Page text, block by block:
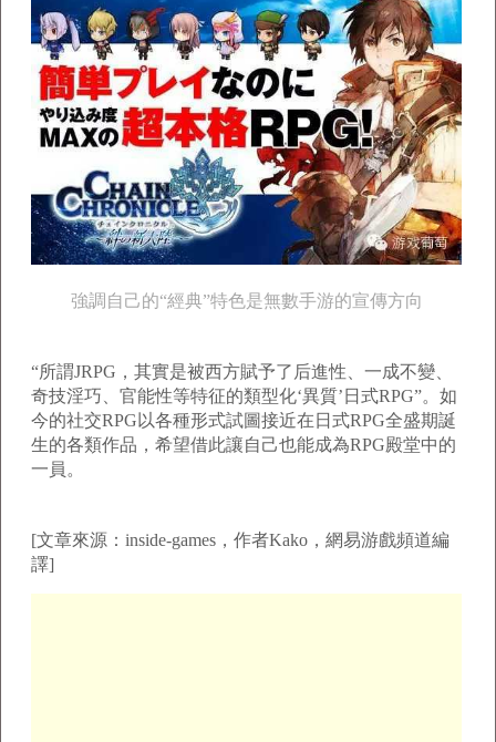
強調自己的“經典”特色是無數手游的宣傳方向
“所謂JRPG，其實是被西方賦予了后進性、一成不變、
奇技淫巧、官能性等特征的類型化‘異質’日式RPG”。如
今的社交RPG以各種形式試圖接近在日式RPG全盛期誕
生的各類作品，希望借此讓自己也能成為RPG殿堂中的
一員。
[文章來源：inside-games，作者Kako，網易游戲頻道編
譯]